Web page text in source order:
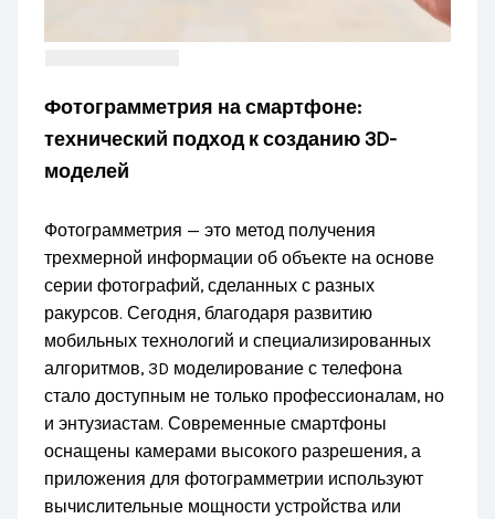
Фотограмметрия на смартфоне:
технический подход к созданию 3D-
моделей
Фотограмметрия — это метод получения
трехмерной информации об объекте на основе
серии фотографий, сделанных с разных
ракурсов. Сегодня, благодаря развитию
мобильных технологий и специализированных
алгоритмов, 3D моделирование с телефона
стало доступным не только профессионалам, но
и энтузиастам. Современные смартфоны
оснащены камерами высокого разрешения, а
приложения для фотограмметрии используют
вычислительные мощности устройства или